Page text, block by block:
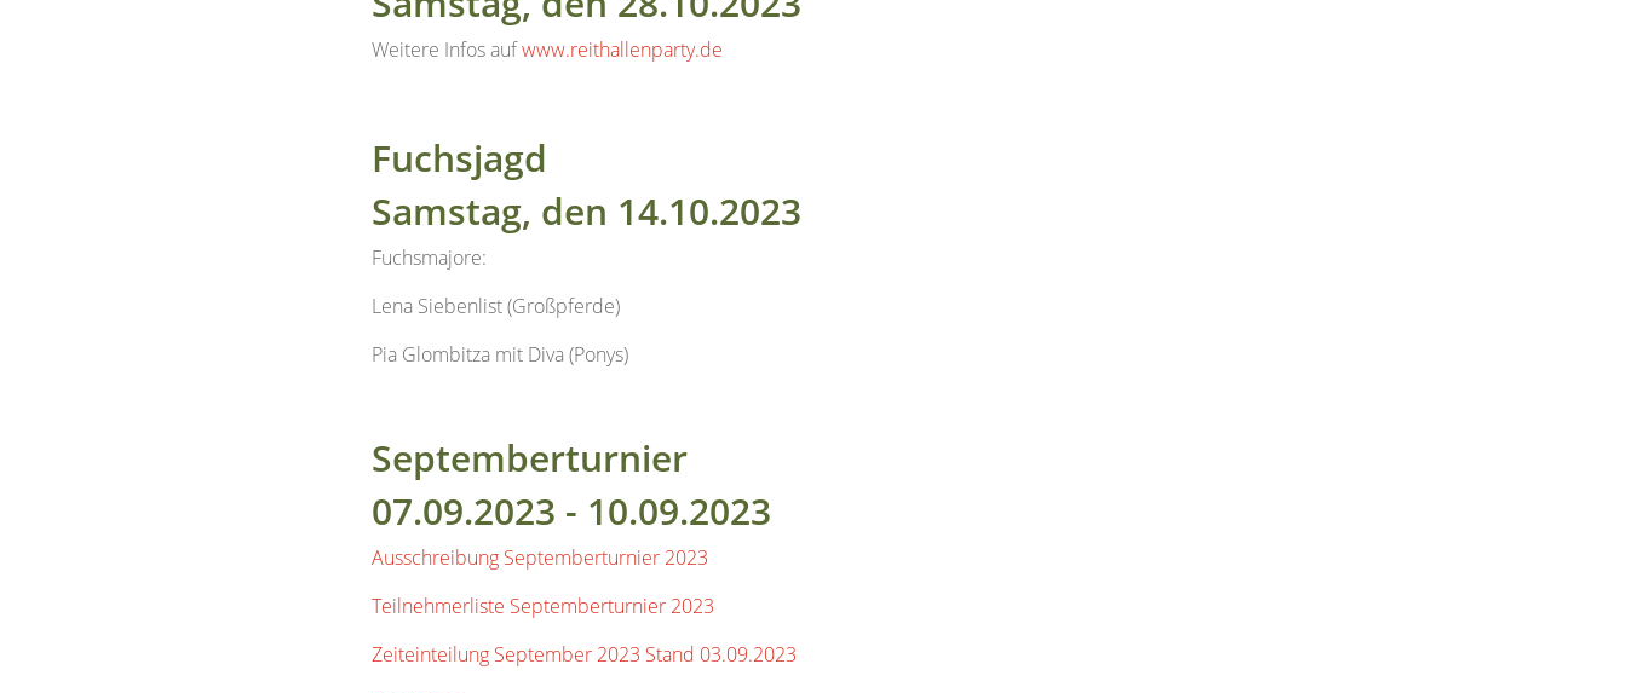
Fuchsjagd
Fuchsmajore:
Lena Siebenlist (Großpferde)
Pia Glombitza mit Diva (Ponys)
Septemberturnier
Ausschreibung Septemberturnier 2023
Teilnehmerliste Septemberturnier 2023
Zeiteinteilung September 2023 Stand 03.09.2023
Ergebnisse